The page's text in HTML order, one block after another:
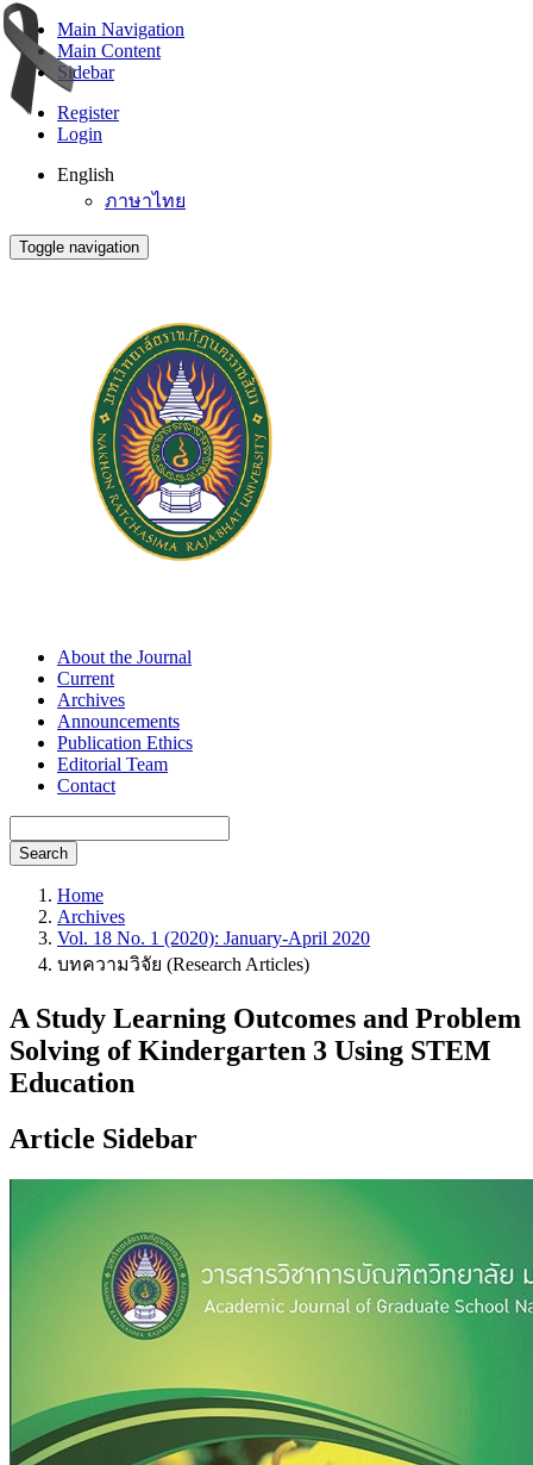
Main Navigation
Main Content
Sidebar
Register
Login
English
ภาษาไทย
Toggle navigation
About the Journal
Current
Archives
Announcements
Publication Ethics
Editorial Team
Contact
Search
Home
Archives
Vol. 18 No. 1 (2020): January-April 2020
บทความวิจัย (Research Articles)
A Study Learning Outcomes and Problem
Solving of Kindergarten 3 Using STEM
Education
Article Sidebar